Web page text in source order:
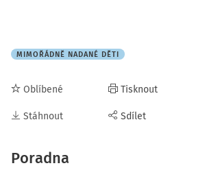
MIMOŘÁDNĚ NADANÉ DĚTI
Oblíbené
Stáhnout
Tisknout
Sdílet
Poradna